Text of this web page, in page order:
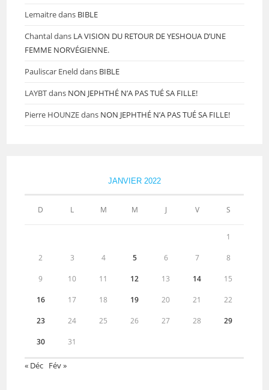
Lemaitredans BIBLE
Chantaldans LA VISION DU RETOUR DE YESHOUA D’UNE
FEMME NORVÉGIENNE.
Pauliscar Eneld dans BIBLE
LAYBTdans NON JEPHTHÉ N’A PAS TUÉ SA FILLE!
Pierre HOUNZEdans NON JEPHTHÉ N’A PAS TUÉ SA FILLE!
JANVIER 2022
D L M M J V S
1
2 3 4 5 6 7 8
9 10 11 12 13 14 15
16 17 18 19 20 21 22
23 24 25 26 27 28 29
30 31
« Déc Fév »